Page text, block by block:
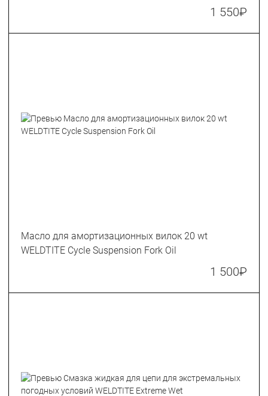
1 550₽
Масло для амортизационных вилок 20 wt
WELDTITE Cycle Suspension Fork Oil
1 500₽